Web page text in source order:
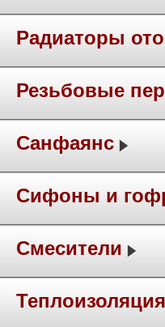
Радиаторы
Резьбовые
Санфаянс
Сифоны и
Смесители